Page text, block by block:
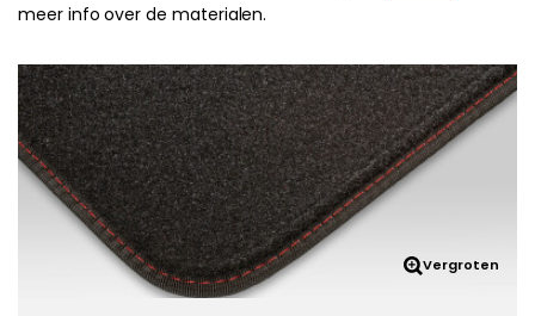
meer info over de materialen.
Vergroten